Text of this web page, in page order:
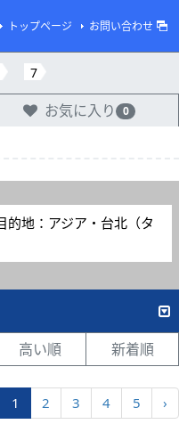
トップページ お問い合わせ
7
お気に入り 0
的地：アジア・台北（タ
高い順 新着順
1 2 3 4 5 ›